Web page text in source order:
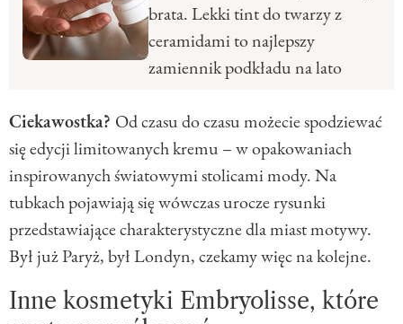
brata. Lekki tint do twarzy z
ceramidami to najlepszy
zamiennik podkładu na lato
Ciekawostka? Od czasu do czasu możecie spodziewać
się edycji limitowanych kremu – w opakowaniach
inspirowanych światowymi stolicami mody. Na
tubkach pojawiają się wówczas urocze rysunki
przedstawiające charakterystyczne dla miast motywy.
Był już Paryż, był Londyn, czekamy więc na kolejne.
Inne kosmetyki Embryolisse, które